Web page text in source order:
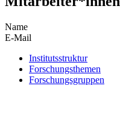
Name
E-Mail
Institutsstruktur
Forschungsthemen
Forschungsgruppen